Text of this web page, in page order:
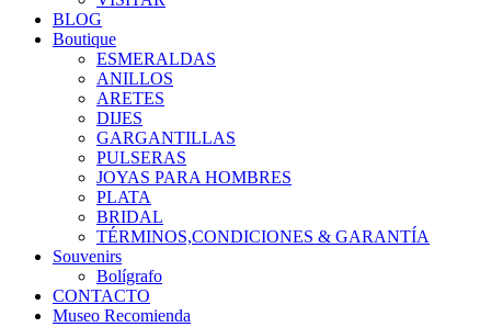
BLOG
Boutique
ESMERALDAS
ANILLOS
ARETES
DIJES
GARGANTILLAS
PULSERAS
JOYAS PARA HOMBRES
PLATA
BRIDAL
TÉRMINOS,CONDICIONES & GARANTÍA
Souvenirs
Bolígrafo
CONTACTO
Museo Recomienda